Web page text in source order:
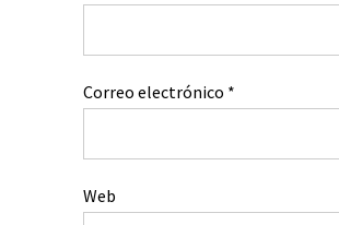
Correo electrónico *
Web